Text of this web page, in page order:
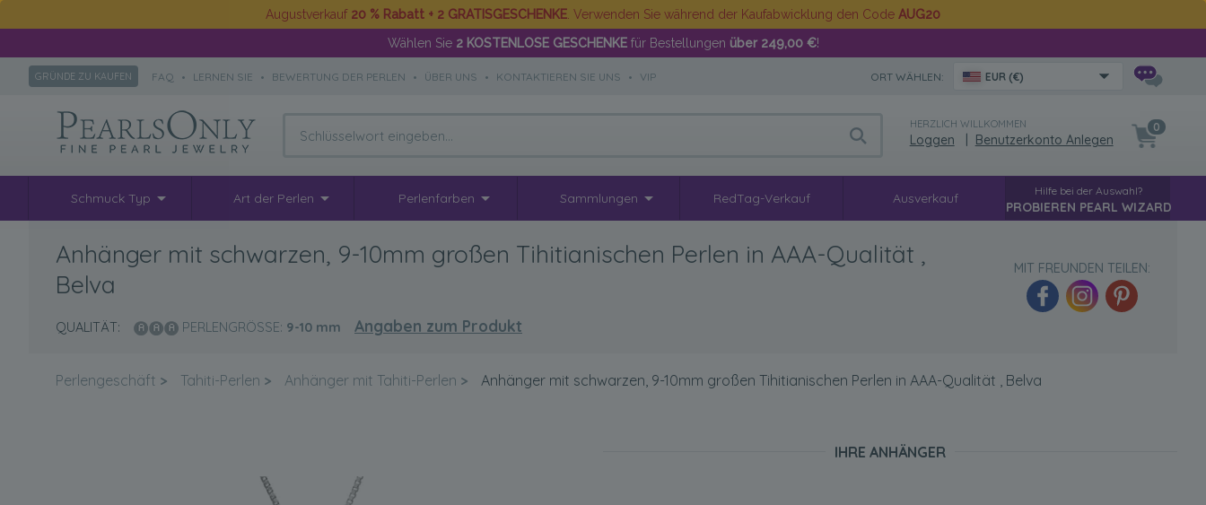
Augustverkauf 20 % Rabatt + 2 GRATISGESCHENKE . Verwenden Sie während der Kaufabwicklung den Code AUG20
Wählen Sie 2 KOSTENLOSE GESCHENKEfür Bestellungen über 249,00 €!
GRÜNDE ZU KAUFEN FAQ • LERNEN SIE • BEWERTUNG DER PERLEN • ÜBER UNS • KONTAKTIEREN SIE UNS • VIP ORT WÄHLEN: EUR (€)
HERZLICH WILLKOMMEN
Loggen Benutzerkonto Anlegen
0
Schmuck Typ Art der Perlen Perlenfarben Sammlungen RedTag-Verkauf Ausverkauf Hilfe bei der Auswahl?
PROBIEREN PEARL WIZARD
Anhänger mit schwarzen, 9-10mm großen Tihitianischen Perlen in AAA-Qualität ,
Belva
QUALITÄT: PERLENGRÖSSE: 9-10 mm Angaben zum Produkt
MIT FREUNDEN TEILEN:
Perlengeschäft > Tahiti-Perlen > Anhänger mit Tahiti-Perlen > Anhänger mit schwarzen, 9-10mm großen Tihitianischen Perlen in AAA-Qualität , Belva
IHRE ANHÄNGER